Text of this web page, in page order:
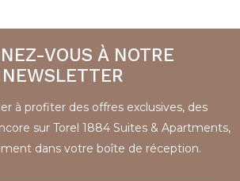
VOUS À NOTRE
NEWSLETTER
à profiter des offres exclusives, des
sur Torel 1884 Suites & Apartments,
dans votre boîte de réception.